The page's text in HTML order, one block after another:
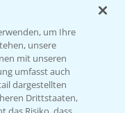
um Ihre
unsere
mit unseren
umfasst auch
dargestellten
Drittstaaten,